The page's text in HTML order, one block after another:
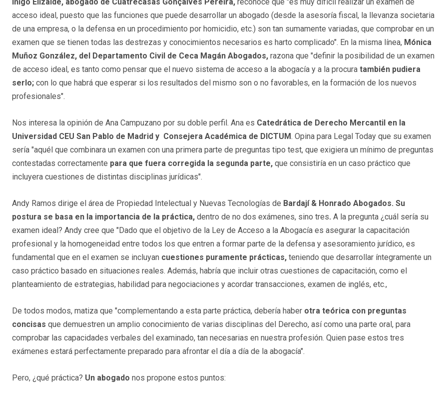
Iñigo Elizalde, abogado de Cuatrecasas Gonçalves Pereira, reconoce que "es muy difícil realizar un examen de
acceso ideal, puesto que las funciones que puede desarrollar un abogado (desde la asesoría fiscal, la llevanza societaria
de una empresa, o la defensa en un procedimiento por homicidio, etc.) son tan sumamente variadas, que comprobar en un
examen que se tienen todas las destrezas y conocimientos necesarios es harto complicado". En la misma línea, Mónica
Muñoz González, del Departamento Civil de Ceca Magán Abogados, razona que "definir la posibilidad de un examen
de acceso ideal, es tanto como pensar que el nuevo sistema de acceso a la abogacía y a la procura también pudiera
serlo; con lo que habrá que esperar si los resultados del mismo son o no favorables, en la formación de los nuevos
profesionales".
Nos interesa la opinión de Ana Campuzano por su doble perfil. Ana es Catedrática de Derecho Mercantil en la
Universidad CEU San Pablo de Madrid y Consejera Académica de DICTUM. Opina para Legal Today que su examen
sería "aquél que combinara un examen con una primera parte de preguntas tipo test, que exigiera un mínimo de preguntas
contestadas correctamente para que fuera corregida la segunda parte, que consistiría en un caso práctico que
incluyera cuestiones de distintas disciplinas jurídicas".
Andy Ramos dirige el área de Propiedad Intelectual y Nuevas Tecnologías de Bardají & Honrado Abogados. Su
postura se basa en la importancia de la práctica, dentro de no dos exámenes, sino tres. A la pregunta ¿cuál sería su
examen ideal? Andy cree que "Dado que el objetivo de la Ley de Acceso a la Abogacía es asegurar la capacitación
profesional y la homogeneidad entre todos los que entren a formar parte de la defensa y asesoramiento jurídico, es
fundamental que en el examen se incluyan cuestiones puramente prácticas, teniendo que desarrollar íntegramente un
caso práctico basado en situaciones reales. Además, habría que incluir otras cuestiones de capacitación, como el
planteamiento de estrategias, habilidad para negociaciones y acordar transacciones, examen de inglés, etc.,
De todos modos, matiza que "complementando a esta parte práctica, debería haber otra teórica con preguntas
concisas que demuestren un amplio conocimiento de varias disciplinas del Derecho, así como una parte oral, para
comprobar las capacidades verbales del examinado, tan necesarias en nuestra profesión. Quien pase estos tres
exámenes estará perfectamente preparado para afrontar el día a día de la abogacía".
Pero, ¿qué práctica? Un abogado nos propone estos puntos: